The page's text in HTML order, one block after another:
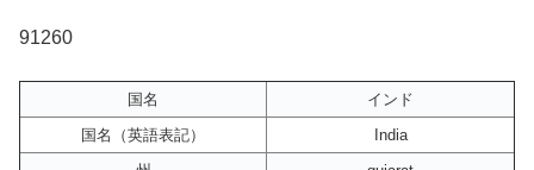
91260
国名
インド
国名（英語表記）
India